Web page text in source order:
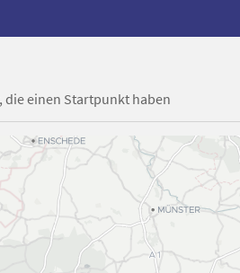
die einen Startpunkt haben